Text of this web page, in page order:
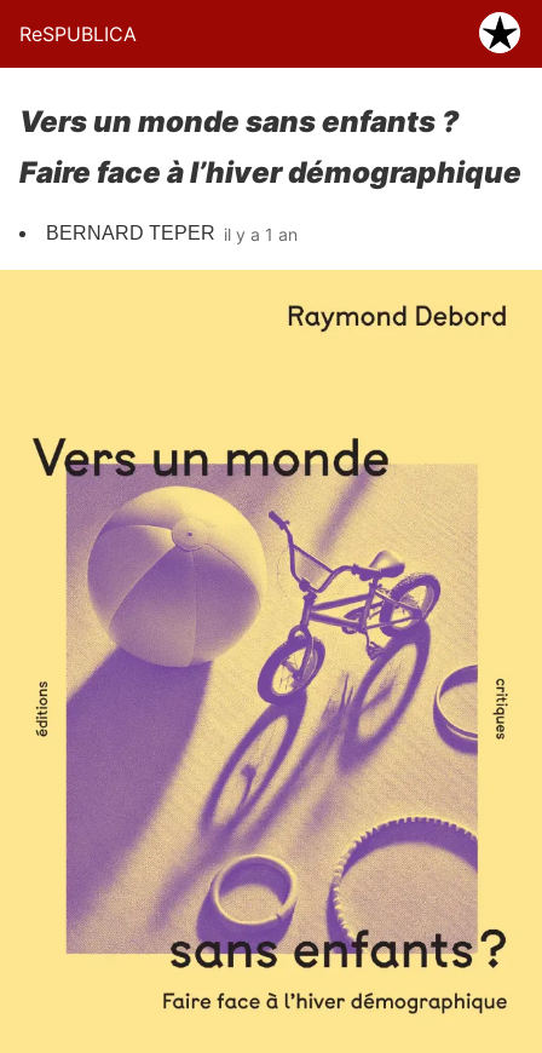
ReSPUBLICA
Vers un monde sans enfants ?
Faire face à l’hiver démographique
BERNARD TEPER il y a 1 an